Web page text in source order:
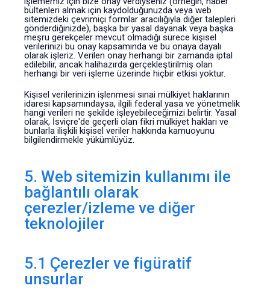
bültenleri almak için kaydolduğunuzda veya web
sitemizdeki çevrimiçi formlar aracılığıyla diğer talepleri
gönderdiğinizde), başka bir yasal dayanak veya başka
meşru gerekçeler mevcut olmadığı sürece kişisel
verilerinizi bu onay kapsamında ve bu onaya dayalı
olarak işleriz. Verilen onay herhangi bir zamanda iptal
edilebilir, ancak halihazırda gerçekleştirilmiş olan
herhangi bir veri işleme üzerinde hiçbir etkisi yoktur.
Kişisel verilerinizin işlenmesi sınai mülkiyet haklarının
idaresi kapsamındaysa, ilgili federal yasa ve yönetmelik
hangi verileri ne şekilde işleyebileceğimizi belirtir. Yasal
olarak, İsviçre'de geçerli olan fikri mülkiyet hakları ve
bunlarla ilişkili kişisel veriler hakkında kamuoyunu
bilgilendirmekle yükümlüyüz.
5. Web sitemizin kullanımı ile
bağlantılı olarak
çerezler/izleme ve diğer
teknolojiler
5.1 Çerezler ve figüratif
unsurlar